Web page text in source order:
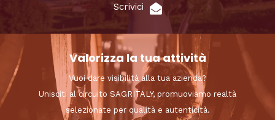
Scrivici
Valorizza la tua attività
Vuoi dare visibilità alla tua azienda?
Unisciti al circuito SAGRITALY, promuoviamo realtà
selezionate per qualità e autenticità.